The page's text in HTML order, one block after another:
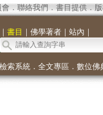
會． 聯絡我們 ． 書目提供．
｜ 書目 ｜ 佛學著者｜ 站內 ｜
檢索系統． 全文專區 ． 數位佛